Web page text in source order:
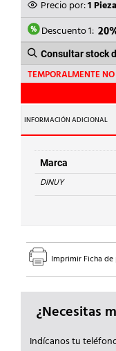
ERA:
Precio por:1 Pieza
Descuento 1:
Consultar stock
TEMPORALMENTE
INFORMACIÓN ADICIONAL
Marca
DINUY
Imprimir Ficha
¿Necesitas
Indícanos tu